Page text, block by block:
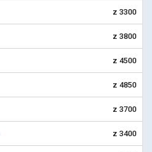
z 3300
z 3800
z 4500
z 4850
z 3700
z 3400